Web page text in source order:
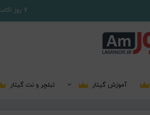
7 روز اکانت لامینور رایگان فقط با ثبت نام در سایت
آموزش گیتار تبلچر و نت گیتار